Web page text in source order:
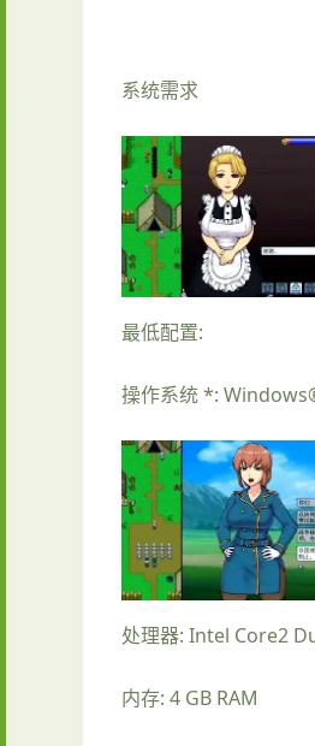
系统需求
最低配置:
操作系统 *:
处理器: Intel Core2
内存: 4 GB RAM